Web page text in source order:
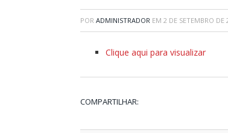
POR ADMINISTRADOR EM 2 DE SETEMBRO DE
Clique aqui para visualizar
COMPARTILHAR: